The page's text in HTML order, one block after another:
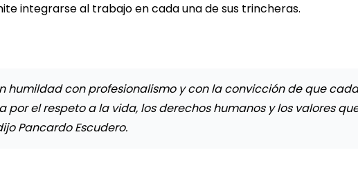
integrarse al trabajo en cada una de sus trincheras.
humildad con profesionalismo y con la convicción de que cada
el respeto a la vida, los derechos humanos y los valores
Pancardo Escudero.